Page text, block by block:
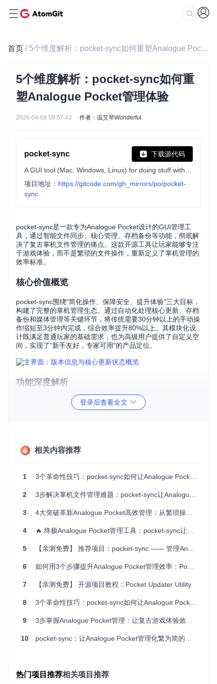
首页 / 5个维度解析：pocket-sync如何重塑Analogue Pocket管理体验
5个维度解析：pocket-sync如何重
塑Analogue Pocket管理体验
2026-04-08 09:57:43 作者：温艾琴Wonderful
pocket-sync 下载源代码
项目地址： https://gitcode.com/gh_mirrors/po/pocket-
sync
pocket-sync是一款专为Analogue Pocket设计的GUI管理工
具，通过智能文件同步、核心管理、存档备份等功能，彻底解
决了复古掌机文件管理的痛点。这款开源工具让玩家能够专注
于游戏体验，而不是繁琐的文件操作，重新定义了掌机管理的
效率标准。
核心价值概览
pocket-sync围绕"简化操作、保障安全、提升体验"三大目标，
构建了完整的掌机管理生态。通过自动化处理核心更新、存档
备份和媒体管理等关键环节，将传统需要30分钟以上的手动操
作缩短至3分钟内完成，综合效率提升80%以上。其模块化设
计既满足普通玩家的基础需求，也为高级用户提供了自定义空
间，实现了"新手友好，专家可用"的产品定位。
功能深度解析
智能核心管理：从繁琐到一键的蜕变
技术实现：pocket-sync采用OpenFPGA核心仓库索引机制，
不阻塞用户操作，实现真正的"一键更新"体验。
使用场景：玩家李明每周花30分钟手动更新核心，使用pocket
个已安装核心的版本检测和更新，整个过程仅需4分钟，且更
存档安全策略：游戏进度的数字保险库
用户痛点：Analogue Pocket的存档文件分散在多个目录，手
化的实时检测，采用增量备份策略仅同步修改部分。通过平台
览，实现"一次设置，永久安心"的备份体验。
使用场景：玩家王华曾因SD卡损坏丢失《塞尔达传说》20小
时的游戏进度。使用pocket-sync后，系统自动在每次连接电
登录后查看全文
相关内容推荐
1 3个革命性技巧：pocket-sync如何让Analogue Pocket管理更高效
2 3步解决掌机文件管理难题：pocket-sync让Analogue Pocket使用体验升级
3 4大突破革新Analogue Pocket高效管理：从繁琐操作到一键掌控的掌机管理革命
4 🔥 终极Analogue Pocket管理工具：pocket-sync让复古游戏体验飙升
5 【亲测免费】 推荐项目：pocket-sync —— 管理Analogue Pocket的完美助手
6 如何用3个步骤提升Analogue Pocket管理效率：Pocket Sync工具全攻略
7 【亲测免费】 开源项目教程：Pocket Updater Utility
8 3个革命性技巧：pocket-sync如何让Analogue Pocket管理效率提升80%
9 3步掌握Analogue Pocket管理：让复古游戏体验效率提升50%
10 pocket-sync：让Analogue Pocket管理化繁为简的开源工具
热门项目推荐相关项目推荐